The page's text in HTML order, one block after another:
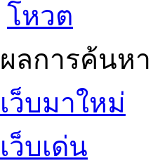
โหวต
ผลการค้นหา
เว็บมาใหม่
เว็บเด่น